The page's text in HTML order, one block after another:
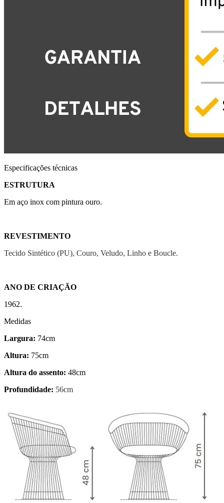
Especificações técnicas
ESTRUTURA
Em aço inox com pintura ouro.
REVESTIMENTO
Tecido Sintético (PU), Couro, Veludo, Linho e Boucle.
ANO DE CRIAÇÃO
1962.
Medidas
Largura: 74cm
Altura: 75cm
Altura do assento: 48cm
Profundidade: 56cm